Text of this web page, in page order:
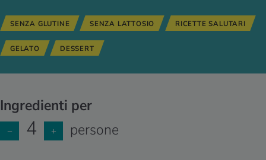
SENZA GLUTINE SENZA LATTOSIO RICETTE SALUTARI
GELATO DESSERT
Ingredienti per
− 4 + persone